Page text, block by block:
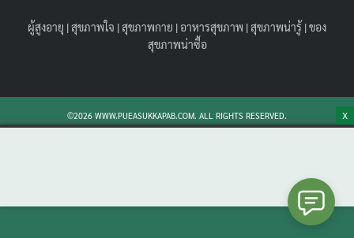
for:
Search
ผู้สูงอายุ |สุขภาพใจ |สุขภาพกาย |อาหารสุขภาพ |สุขภาพน่ารู้ |ของ
สุขภาพน่าซื้อ
©2026 WWW.PUEASUKKAPAB.COM. ALL RIGHTS RESERVED. X